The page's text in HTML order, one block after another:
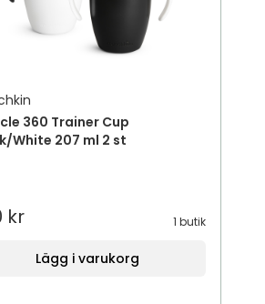
360 Trainer Cup
White 207 ml 2 st
kr 1 butik
Lägg i varukorg